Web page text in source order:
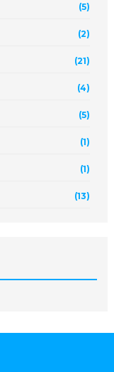
(5)
(2)
(21)
(4)
(5)
(1)
(1)
(13)